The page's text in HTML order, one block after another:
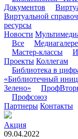
Документов
Виртуальной
ресурсы
Новости
Все
Мастер-классы
Проекты Коллегам
Библиотека в
«Библиотечный
Зелено»
Профсоюз
Партнеры Контакты
Акция
09.04.2022